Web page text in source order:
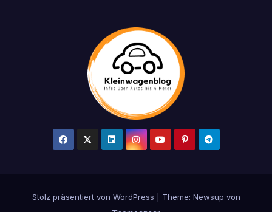
Stolz präsentiert von WordPress
Theme: Newsup von